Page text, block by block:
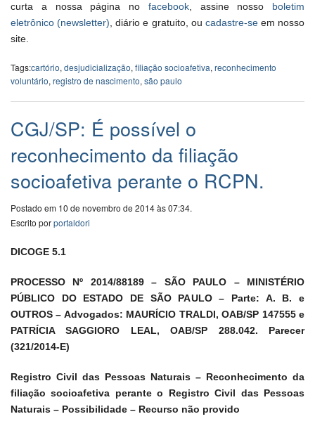
curta a nossa página no facebook, assine nosso boletim
eletrônico (newsletter) , diário e gratuito, ou cadastre-seem nosso
site.
Tags:cartório, desjudicialização, filiação socioafetiva, reconhecimento
voluntário, registro de nascimento, são paulo
CGJ/SP: É possível o
reconhecimento da filiação
socioafetiva perante o RCPN.
Postado em 10 de novembro de 2014 às 07:34.
Escrito porportaldori
DICOGE 5.1
PROCESSO Nº 2014/88189 – SÃO PAULO – MINISTÉRIO
PÚBLICO DO ESTADO DE SÃO PAULO – Parte: A. B. e
OUTROS – Advogados: MAURÍCIO TRALDI, OAB/SP 147555 e
PATRÍCIA SAGGIORO LEAL, OAB/SP 288.042. Parecer
(321/2014-E)
Registro Civil das Pessoas Naturais – Reconhecimento da
filiação socioafetiva perante o Registro Civil das Pessoas
Naturais – Possibilidade – Recurso não provido